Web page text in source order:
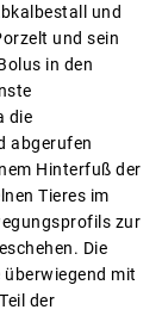
und
und sein
in den
die
abgerufen
Hinterfuß der
Tieres im
zur
Die
mit
der